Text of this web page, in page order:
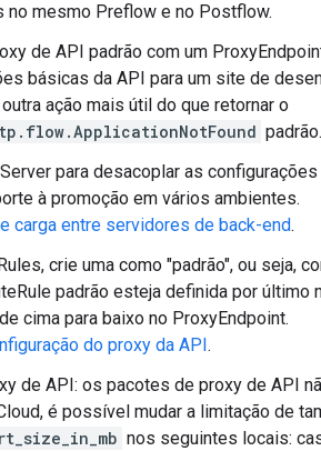
no mesmo Preflow e no Postflow.
de API padrão com um
básicas da API para um site de
ação mais útil do que retornar o
padrão.
para desacoplar as
à promoção em vários ambientes.
carga entre servidores de back-end.
crie uma como "padrão", ou seja,
padrão esteja definida por último
cima para baixo no ProxyEndpoint.
do proxy da API.
de API: os pacotes de proxy de API
é possível mudar a limitação de
nos seguintes locais: